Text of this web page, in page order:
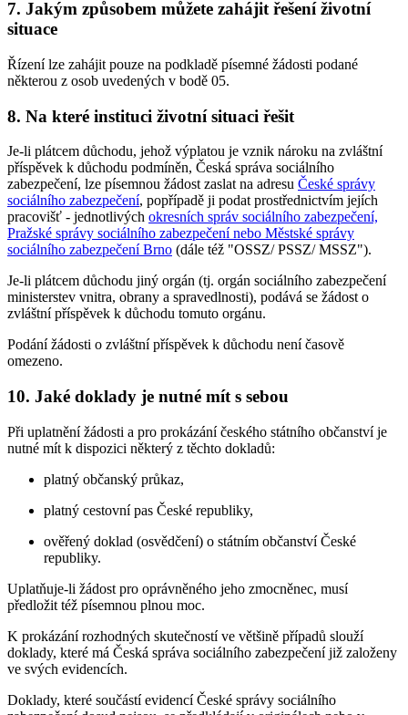
7. Jakým způsobem můžete zahájit řešení životní
situace
Řízení lze zahájit pouze na podkladě písemné žádosti podané
některou z osob uvedených v bodě 05.
8. Na které instituci životní situaci řešit
Je-li plátcem důchodu, jehož výplatou je vznik nároku na zvláštní
příspěvek k důchodu podmíněn, Česká správa sociálního
zabezpečení, lze písemnou žádost zaslat na adresu České správy
sociálního zabezpečení, popřípadě ji podat prostřednictvím jejích
pracovišť - jednotlivých okresních správ sociálního zabezpečení,
Pražské správy sociálního zabezpečení nebo Městské správy
sociálního zabezpečení Brno (dále též "OSSZ/ PSSZ/ MSSZ").
Je-li plátcem důchodu jiný orgán (tj. orgán sociálního zabezpečení
ministerstev vnitra, obrany a spravedlnosti), podává se žádost o
zvláštní příspěvek k důchodu tomuto orgánu.
Podání žádosti o zvláštní příspěvek k důchodu není časově
omezeno.
10. Jaké doklady je nutné mít s sebou
Při uplatnění žádosti a pro prokázání českého státního občanství je
nutné mít k dispozici některý z těchto dokladů:
platný občanský průkaz,
platný cestovní pas České republiky,
ověřený doklad (osvědčení) o státním občanství České
republiky.
Uplatňuje-li žádost pro oprávněného jeho zmocněnec, musí
předložit též písemnou plnou moc.
K prokázání rozhodných skutečností ve většině případů slouží
doklady, které má Česká správa sociálního zabezpečení již založeny
ve svých evidencích.
Doklady, které součástí evidencí České správy sociálního